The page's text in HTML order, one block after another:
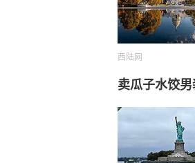
西陆网
卖瓜子水饺男